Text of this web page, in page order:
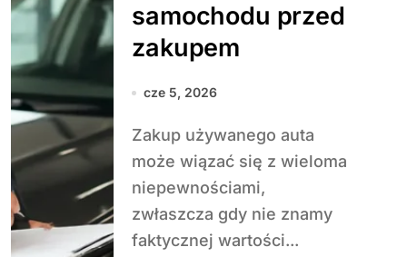
samochodu przed
zakupem
cze 5, 2026
Zakup używanego auta
może wiązać się z wieloma
niepewnościami,
zwłaszcza gdy nie znamy
faktycznej wartości...